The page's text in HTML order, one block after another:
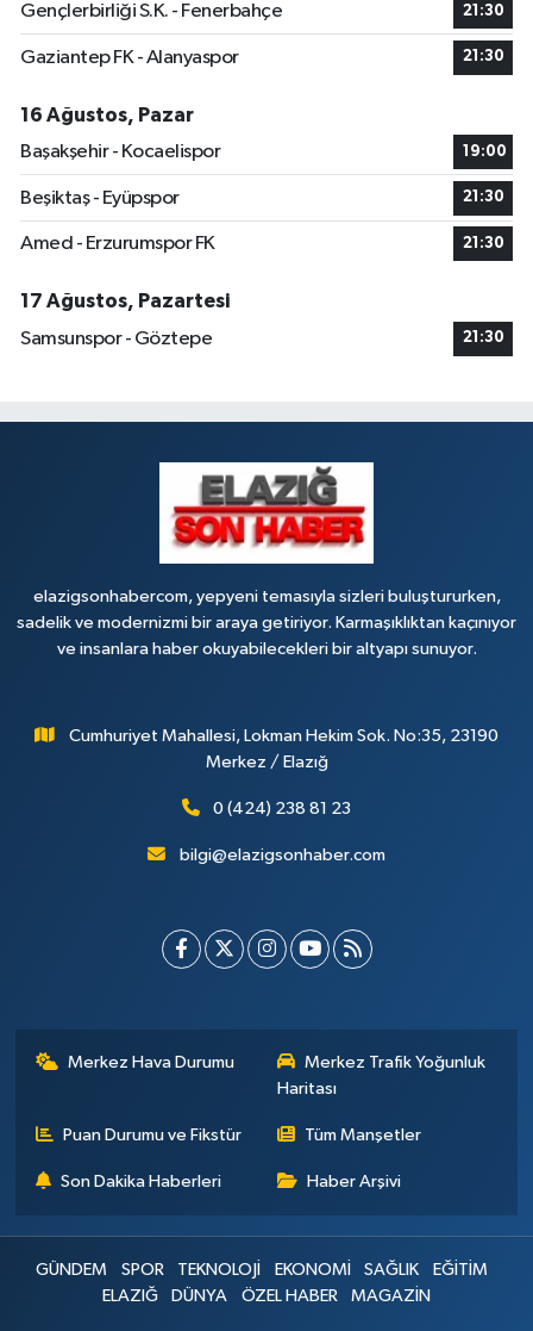
Gençlerbirliği S.K. - Fenerbahçe 21:30
Gaziantep FK - Alanyaspor 21:30
16 Ağustos, Pazar
Başakşehir - Kocaelispor
19:00
Beşiktaş - Eyüpspor 21:30
Amed - Erzurumspor FK 21:30
17 Ağustos, Pazartesi
Samsunspor - Göztepe
21:30
elazigsonhabercom, yepyeni temasıyla sizleri buluştururken,
sadelik ve modernizmi bir araya getiriyor. Karmaşıklıktan kaçınıyor
ve insanlara haber okuyabilecekleri bir altyapı sunuyor.
Cumhuriyet Mahallesi, Lokman Hekim Sok. No:35, 23190
Merkez / Elazığ
0 (424) 238 81 23
bilgi@elazigsonhaber.com
Merkez Hava Durumu
Merkez Trafik Yoğunluk
Haritası
Puan Durumu ve Fikstür Tüm Manşetler
Son Dakika Haberleri Haber Arşivi
GÜNDEM SPOR TEKNOLOJİ EKONOMİ SAĞLIK
EĞİTİM
ELAZIĞ
DÜNYA ÖZEL HABER MAGAZİN